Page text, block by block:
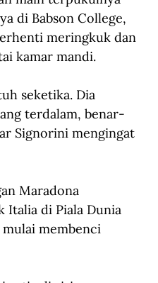
di Babson College,
meringkuk dan
kamar mandi.
seketika. Dia
terdalam, benar-
Signorini mengingat
Maradona
Italia di Piala Dunia
membenci